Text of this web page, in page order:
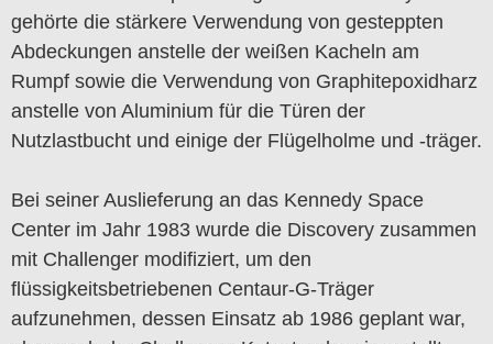
gehörte die stärkere Verwendung von gesteppten
Abdeckungen anstelle der weißen Kacheln am
Rumpf sowie die Verwendung von Graphitepoxidharz
anstelle von Aluminium für die Türen der
Nutzlastbucht und einige der Flügelholme und -träger.
Bei seiner Auslieferung an das Kennedy Space
Center im Jahr 1983 wurde die Discovery zusammen
mit Challenger modifiziert, um den
flüssigkeitsbetriebenen Centaur-G-Träger
aufzunehmen, dessen Einsatz ab 1986 geplant war,